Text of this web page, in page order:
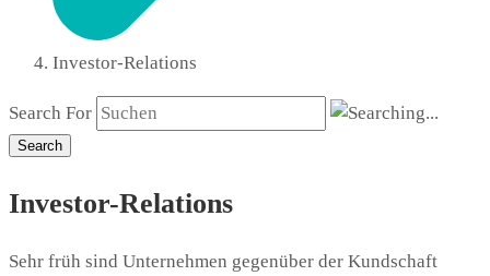
Investor-Relations
Search For
Search
Investor-Relations
Sehr früh sind Unternehmen gegenüber der Kundschaft